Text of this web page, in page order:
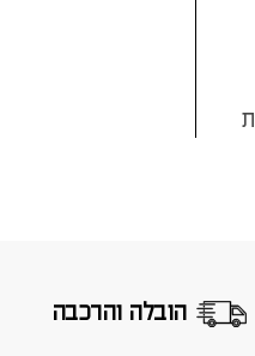
הובלה והרכבה